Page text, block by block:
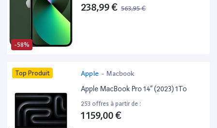
-58%
238,99 € 563,95 €
Top Produit Apple - Macbook
Apple MacBook Pro 14” (2023) 1To
253 offres à partir de :
1 159,00 €